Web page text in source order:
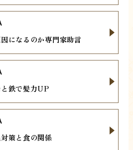
になるのか専門家助言
鉄で髪力UP
策と食の関係